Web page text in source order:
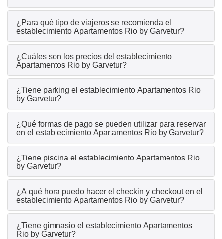
¿Para qué tipo de viajeros se recomienda el
establecimiento Apartamentos Rio by Garvetur?
¿Cuáles son los precios del establecimiento
Apartamentos Rio by Garvetur?
¿Tiene parking el establecimiento Apartamentos Rio
by Garvetur?
¿Qué formas de pago se pueden utilizar para reservar
en el establecimiento Apartamentos Rio by Garvetur?
¿Tiene piscina el establecimiento Apartamentos Rio
by Garvetur?
¿A qué hora puedo hacer el checkin y checkout en el
establecimiento Apartamentos Rio by Garvetur?
¿Tiene gimnasio el establecimiento Apartamentos
Rio by Garvetur?